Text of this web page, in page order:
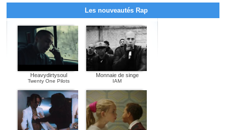
Les nouveautés Rap
Heavydirtysoul
Twenty One Pilots
Monnaie de singe
IAM